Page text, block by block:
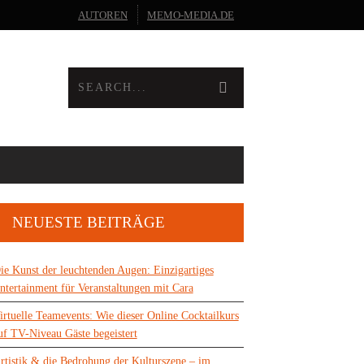
AUTOREN MEMO-MEDIA.DE
NEUESTE BEITRÄGE
Kunst der leuchtenden Augen: Einzigartiges
für Veranstaltungen mit Cara
Teamevents: Wie dieser Online Cocktailkurs
TV-Niveau Gäste begeistert
& die Bedrohung der Kulturszene – im